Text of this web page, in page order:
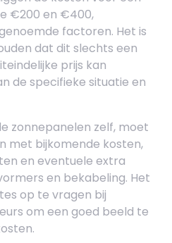
€200 en €400,
factoren. Het is
dat dit slechts een
prijs kan
de specifieke situatie en
zonnepanelen zelf, moet
met bijkomende kosten,
en eventuele extra
en bekabeling. Het
op te vragen bij
om een goed beeld te